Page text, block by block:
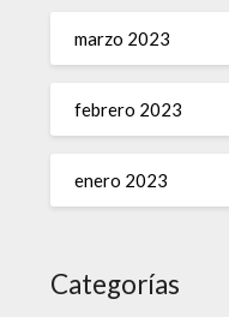
marzo 2023
febrero 2023
enero 2023
Categorías